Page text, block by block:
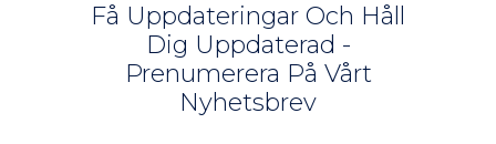
Få Uppdateringar Och Håll
Dig Uppdaterad -
Prenumerera På Vårt
Nyhetsbrev